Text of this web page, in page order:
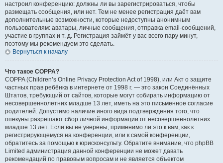
настроил конференцию: должны ли вы зарегистрироваться, чтобы
размещать сообщения, или нет. Тем не менее регистрация даёт вам
дополнительные возможности, которые недоступны анонимным
пользователям: аватары, личные сообщения, отправка email-сообщений,
участие в группах и т. д. Регистрация займёт у вас всего пару минут,
поэтому мы рекомендуем это сделать.
Вернуться к началу
Что такое COPPA?
COPPA (Children’s Online Privacy Protection Act of 1998), или Акт о защите
частных прав ребёнка в интернете от 1998 г. — это закон Соединённых
Штатов, требующий от сайтов, которые могут собирать информацию от
несовершеннолетних младше 13 лет, иметь на это письменное согласие
родителей. Допустимо наличие иного вида подтверждения того, что
опекуны разрешают сбор личной информации от несовершеннолетних
младше 13 лет. Если вы не уверены, применимо ли это к вам, как к
регистрирующемуся на конференции, или к самой конференции,
обратитесь за помощью к юрисконсульту. Обратите внимание, что phpBB
Limited администрация данной конференции не может давать
рекомендаций по правовым вопросам и не является объектом